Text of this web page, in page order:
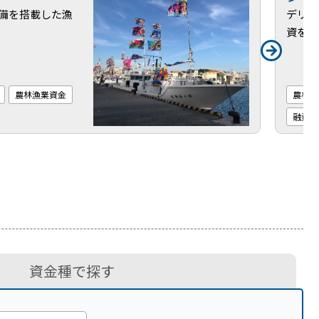
を搭載した漁
農林漁業資金
デリ
資を
農林
融資
資金種で探す